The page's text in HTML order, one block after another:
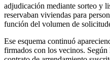
adjudicación mediante sorteo y
reservaban viviendas para
función del volumen de
Ese esquema continuó
firmados con los vecinos.